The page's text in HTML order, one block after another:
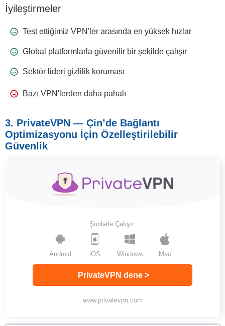
İyileştirmeler
Test ettiğimiz VPN'ler arasında en yüksek hızlar
Global platformlarla güvenilir bir şekilde çalışır
Sektör lideri gizlilik koruması
Bazı VPN'lerden daha pahalı
3. PrivateVPN — Çin’de Bağlantı
Optimizasyonu İçin Özelleştirilebilir
Güvenlik
Şunlarla Çalışır:
Windows Mac
Android iOS
PrivateVPN dene >
www.privatevpn.com